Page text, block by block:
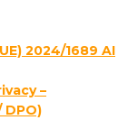
2024/1689 AI
–
DPO)